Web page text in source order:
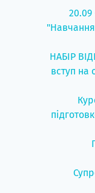
20.09
НАБІР
вступ на